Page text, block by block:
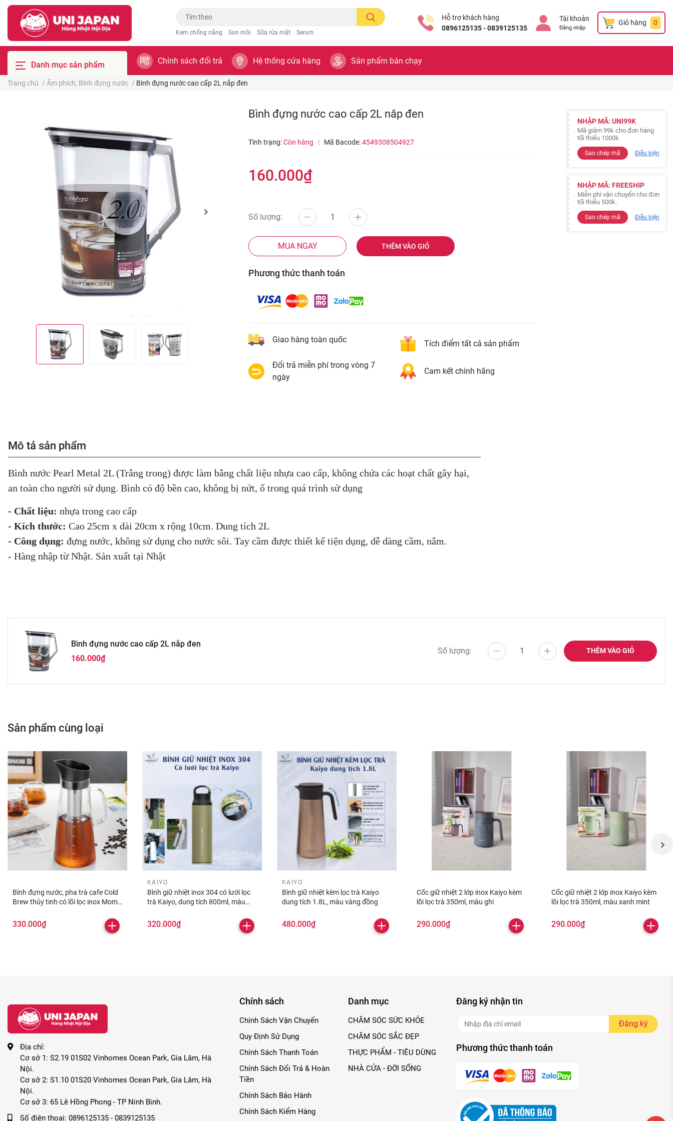
Kem chống nắng Son môi Sữa rửa mặt Serum
Hỗ trợ khách hàng
0896125135 - 0839125135
Tài khoản
Đăng nhập
Giỏ hàng 0
Danh mục sản phẩm Chính sách đổi trả Hệ thống cửa hàng Sản phẩm bán chạy
Trang chủ / Ấm phích, Bình đựng nước / Bình đựng nước cao cấp 2L nắp đen
Bình đựng nước cao cấp 2L nắp đen
Tình trạng:Còn hàng | Mã Bacode:4549308504927
160.000₫
Số lượng:
MUA NGAY THÊM VÀO GIỎ
Phương thức thanh toán
Giao hàng toàn quốc Tích điểm tất cả sản phẩm
Đổi trả miễn phí trong vòng 7
ngày
Cam kết chính hãng
NHẬP MÃ: UNI99K
Mã giảm 99k cho đơn hàng
tối thiểu 1000k.
Sao chép mã Điều kiện
NHẬP MÃ: FREESHIP
Miễn phí vận chuyển cho đơn
tối thiểu 500k.
Sao chép mã Điều kiện
Mô tả sản phẩm
Bình nước Pearl Metal 2L (Trắng trong) được làm bằng chất liệu nhựa cao cấp, không chứa các hoạt chất gây hại,
an toàn cho người sử dụng. Bình có độ bền cao, không bị nứt, ố trong quá trình sử dụng
- Chất liệu: nhựa trong cao cấp
- Kích thước: Cao 25cm x dài 20cm x rộng 10cm. Dung tích 2L
- Công dụng: đựng nước, không sử dụng cho nước sôi. Tay cầm được thiết kế tiện dụng, dễ dàng cầm, nắm.
- Hàng nhập từ Nhật. Sản xuất tại Nhật
Bình đựng nước cao cấp 2L nắp đen
160.000₫
Số lượng: THÊM VÀO GIỎ
Sản phẩm cùng loại
Bình đựng nước, pha trà cafe Cold
Brew thủy tinh có lõi lọc inox Momiji
330.000₫
KAIYO
Bình giữ nhiệt inox 304 có lưới lọc
trà Kaiyo, dung tích 800ml, màu
320.000₫
KAIYO
Bình giữ nhiệt kèm lọc trà Kaiyo
dung tích 1.8L, màu vàng đồng
480.000₫
Cốc giữ nhiệt 2 lớp inox Kaiyo kèm
lõi lọc trà 350ml, màu ghi
290.000₫
Cốc giữ nhiệt 2 lớp inox Kaiyo kèm
lõi lọc trà 350ml, màu xanh mint
290.000₫
Địa chỉ:
Cơ sở 1: S2.19 01S02 Vinhomes Ocean Park, Gia Lâm, Hà
Nội.
Cơ sở 2: S1.10 01S20 Vinhomes Ocean Park, Gia Lâm, Hà
Nội.
Cơ sở 3: 65 Lê Hồng Phong - TP Ninh Bình.
Số điện thoại: 0896125135 - 0839125135
Chính sách
Chính Sách Vận Chuyển
Quy Định Sử Dụng
Chính Sách Thanh Toán
Chính Sách Đổi Trả & Hoàn
Tiền
Chính Sách Bảo Hành
Chính Sách Kiểm Hàng
Danh mục
CHĂM SÓC SỨC KHỎE
CHĂM SÓC SẮC ĐẸP
THỰC PHẨM - TIÊU DÙNG
NHÀ CỬA - ĐỜI SỐNG
Đăng ký nhận tin
Đăng ký
Phương thức thanh toán